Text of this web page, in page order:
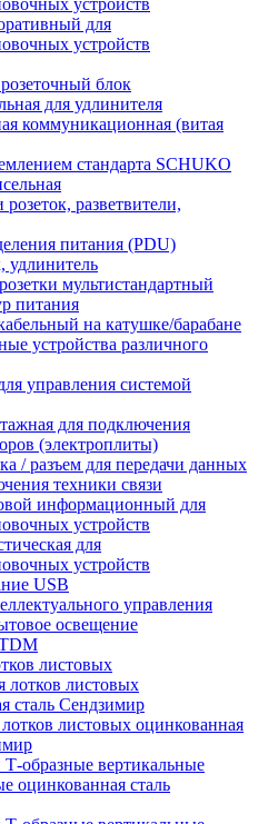
устройств
для
устройств
блок
для удлинителя
коммуникационная (витая
стандарта SCHUKO
разветвители,
питания (PDU)
удлинитель
мультистандартный
питания
на катушке/барабане
устройства различного
управления системой
для подключения
(электроплиты)
/ разъем для передачи данных
техники связи
информационный для
устройств
для
устройств
USB
управления
освещение
листовых
лотков листовых
сталь Сендзимир
листовых оцинкованная
Т-образные вертикальные
оцинкованная сталь